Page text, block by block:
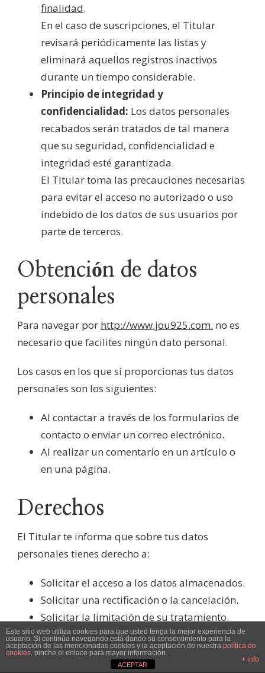
finalidad.
En el caso de suscripciones, el Titular
revisará periódicamente las listas y
eliminará aquellos registros inactivos
durante un tiempo considerable.
Principio de integridad y
confidencialidad: Los datos personales
recabados serán tratados de tal manera
que su seguridad, confidencialidad e
integridad esté garantizada.
El Titular toma las precauciones necesarias
para evitar el acceso no autorizado o uso
indebido de los datos de sus usuarios por
parte de terceros.
Obtención de datos
personales
Para navegar por http://www.jou925.com. no es
necesario que facilites ningún dato personal.
Los casos en los que sí proporcionas tus datos
personales son los siguientes:
Al contactar a través de los formularios de
contacto o enviar un correo electrónico.
Al realizar un comentario en un artículo o
en una página.
Derechos
El Titular te informa que sobre tus datos
personales tienes derecho a:
Solicitar el acceso a los datos almacenados.
Solicitar una rectificación o la cancelación.
Solicitar la limitación de su tratamiento.
Oponerte al tratamiento.
No puedes ejercitar el derecho a la portabilidad
Este sitio web utiliza cookies para que usted tenga la mejor experiencia de
usuario. Si continúa navegando está dando su consentimiento para la
aceptación de las mencionadas cookies y la aceptación de nuestra política de
cookies, pinche el enlace para mayor información.
+ info
ACEPTAR